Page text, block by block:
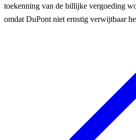
toekenning van de billijke vergoeding
omdat DuPont niet ernstig verwijtbaar